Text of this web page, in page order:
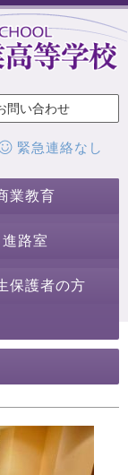
問い合わせ
緊急連絡なし
業教育
進路室
保護者の方